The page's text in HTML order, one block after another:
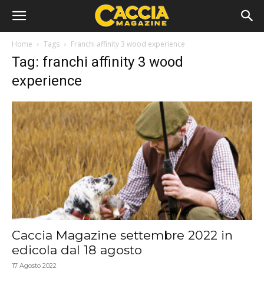
Home Tags Franchi affinity 3 wood experience
Tag: franchi affinity 3 wood
experience
Caccia Magazine settembre 2022 in
edicola dal 18 agosto
17 Agosto 2022